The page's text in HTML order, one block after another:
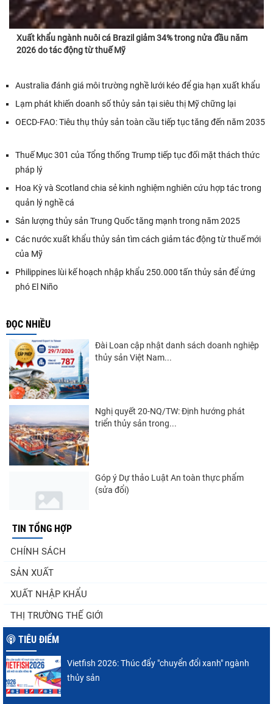
Xuất khẩu ngành nuôi cá Brazil giảm 34% trong nửa đầu năm
2026 do tác động từ thuế Mỹ
Australia đánh giá môi trường nghề lưới kéo để gia hạn xuất khẩu
Lạm phát khiến doanh số thủy sản tại siêu thị Mỹ chững lại
OECD-FAO: Tiêu thụ thủy sản toàn cầu tiếp tục tăng đến năm 2035
Thuế Mục 301 của Tổng thống Trump tiếp tục đối mặt thách thức
pháp lý
Hoa Kỳ và Scotland chia sẻ kinh nghiệm nghiên cứu hợp tác trong
quản lý nghề cá
Sản lượng thủy sản Trung Quốc tăng mạnh trong năm 2025
Các nước xuất khẩu thủy sản tìm cách giảm tác động từ thuế mới
của Mỹ
Philippines lùi kế hoạch nhập khẩu 250.000 tấn thủy sản để ứng
phó El Niño
ĐỌC NHIỀU
Đài Loan cập nhật danh sách doanh nghiệp
thủy sản Việt Nam...
Nghị quyết 20-NQ/TW: Định hướng phát
triển thủy sản trong...
Góp ý Dự thảo Luật An toàn thực phẩm
(sửa đổi)
Góp ý dự thảo Thông tư quy định việc cập
nhật, truy cập,...
Xuất khẩu cá tra sang CPTPP: Mở rộng cơ
TIN TỔNG HỢP
CHÍNH SÁCH
SẢN XUẤT
XUẤT NHẬP KHẨU
THỊ TRƯỜNG THẾ GIỚI
TIÊU ĐIỂM
Vietfish 2026: Thúc đẩy "chuyển đổi xanh" ngành
thủy sản